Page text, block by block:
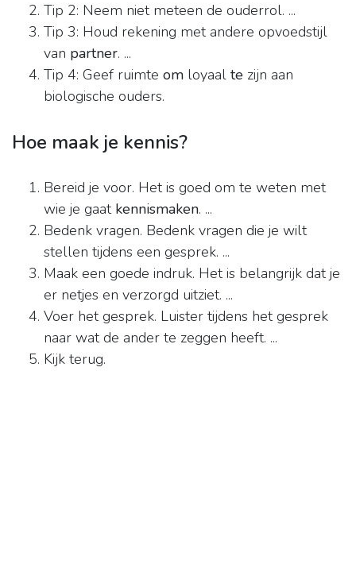
Tip 2: Neem niet meteen de ouderrol. ...
Tip 3: Houd rekening met andere opvoedstijl
van partner. ...
Tip 4: Geef ruimte om loyaal te zijn aan
biologische ouders.
Hoe maak je kennis?
Bereid je voor. Het is goed om te weten met
wie je gaat kennismaken. ...
Bedenk vragen. Bedenk vragen die je wilt
stellen tijdens een gesprek. ...
Maak een goede indruk. Het is belangrijk dat je
er netjes en verzorgd uitziet. ...
Voer het gesprek. Luister tijdens het gesprek
naar wat de ander te zeggen heeft. ...
Kijk terug.